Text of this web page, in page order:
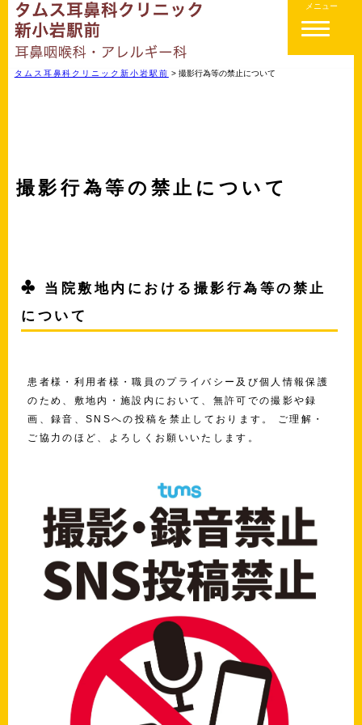
メニュー
タムス耳鼻科クリニック新小岩駅前 > 撮影行為等の禁止について
撮影行為等の禁止について
当院敷地内における撮影行為等の禁止
について
患者様・利用者様・職員のプライバシー及び個人情報保護
のため、敷地内・施設内において、無許可での撮影や録
画、録音、SNSへの投稿を禁止しております。 ご理解・
ご協力のほど、よろしくお願いいたします。